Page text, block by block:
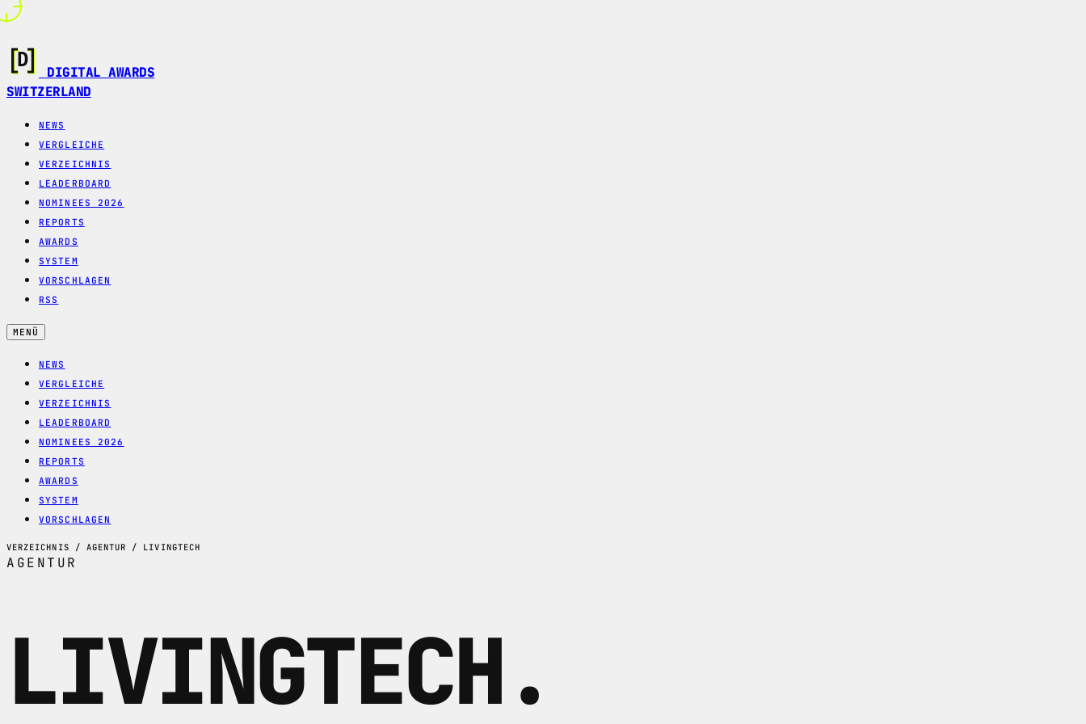
DIGITAL AWARDS
SWITZERLAND
NEWS
VERGLEICHE
VERZEICHNIS
LEADERBOARD
NOMINEES 2026
REPORTS
AWARDS
SYSTEM
VORSCHLAGEN
RSS
MENÜ
NEWS
VERGLEICHE
VERZEICHNIS
LEADERBOARD
NOMINEES 2026
REPORTS
AWARDS
SYSTEM
VORSCHLAGEN
VERZEICHNIS / AGENTUR / LIVINGTECH
AGENTUR
LIVINGTECH.